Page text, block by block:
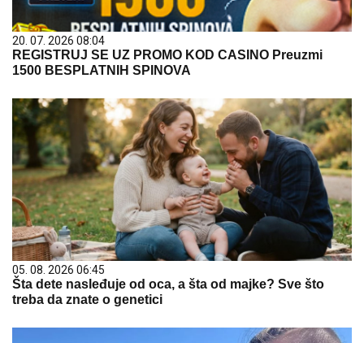
20. 07. 2026 08:04
REGISTRUJ SE UZ PROMO KOD CASINO Preuzmi
1500 BESPLATNIH SPINOVA
05. 08. 2026 06:45
Šta dete nasleđuje od oca, a šta od majke? Sve što
treba da znate o genetici